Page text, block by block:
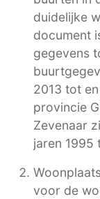
duidelijke
document
gegevens
2013 tot
provincie
Zevenaar
jaren 1995
voor de